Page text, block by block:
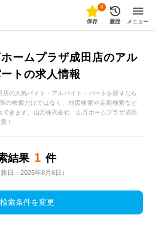
0
保存 履歴 メニュー
ームプラザ成田店のアル
トの求人情報
の人気バイト・アルバイト・パートを探すなら
の検索だけではなく、地図検索や定期検索など
できます。山万株式会社 山万ホームプラザ成田
！
結果 1 件
新日：2026年8月6日）
検索条件を変更